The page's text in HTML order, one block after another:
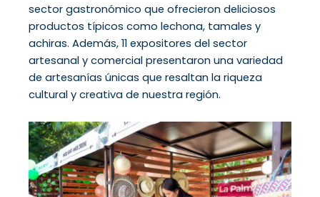
sector gastronómico que ofrecieron deliciosos
productos típicos como lechona, tamales y
achiras. Además, 11 expositores del sector
artesanal y comercial presentaron una variedad
de artesanías únicas que resaltan la riqueza
cultural y creativa de nuestra región.